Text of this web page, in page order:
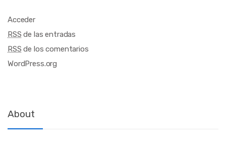
Acceder
RSS de las entradas
RSS de los comentarios
WordPress.org
About